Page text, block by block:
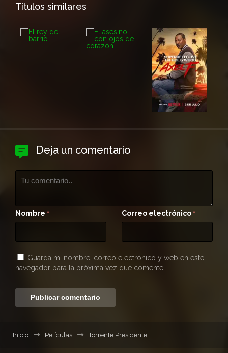
Títulos similares
Deja un comentario
Nombre * Correo electrónico *
Guarda mi nombre, correo electrónico y web en este
navegador para la próxima vez que comente.
Inicio Películas Torrente Presidente